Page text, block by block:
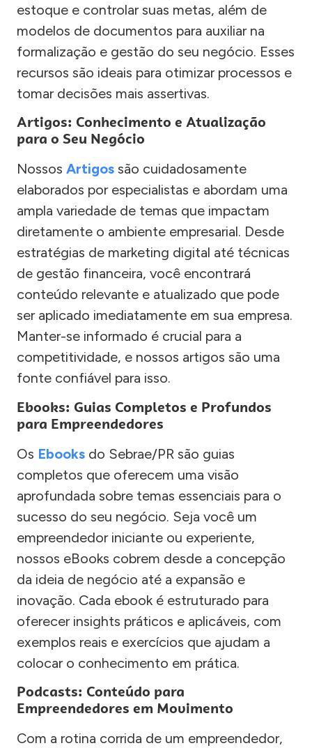
estoque e controlar suas metas, além de
modelos de documentos para auxiliar na
formalização e gestão do seu negócio. Esses
recursos são ideais para otimizar processos e
tomar decisões mais assertivas.
Artigos: Conhecimento e Atualização
para o Seu Negócio
Nossos Artigos são cuidadosamente
elaborados por especialistas e abordam uma
ampla variedade de temas que impactam
diretamente o ambiente empresarial. Desde
estratégias de marketing digital até técnicas
de gestão financeira, você encontrará
conteúdo relevante e atualizado que pode
ser aplicado imediatamente em sua empresa.
Manter-se informado é crucial para a
competitividade, e nossos artigos são uma
fonte confiável para isso.
Ebooks: Guias Completos e Profundos
para Empreendedores
Os Ebooks do Sebrae/PR são guias
completos que oferecem uma visão
aprofundada sobre temas essenciais para o
sucesso do seu negócio. Seja você um
empreendedor iniciante ou experiente,
nossos eBooks cobrem desde a concepção
da ideia de negócio até a expansão e
inovação. Cada ebook é estruturado para
oferecer insights práticos e aplicáveis, com
exemplos reais e exercícios que ajudam a
colocar o conhecimento em prática.
Podcasts: Conteúdo para
Empreendedores em Movimento
Com a rotina corrida de um empreendedor,